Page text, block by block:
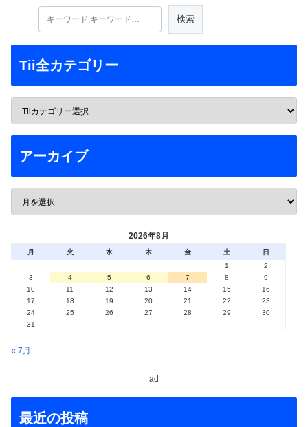
Tii全カテゴリー
アーカイブ
2026年8月
月 火 水 木 金 土
日
1
2
3
4 5 6 7 8
9
10
11 12 13 14 15
16
17
18 19 20 21 22
23
24
25 26 27 28 29
30
31
« 7月
ad
最近の投稿